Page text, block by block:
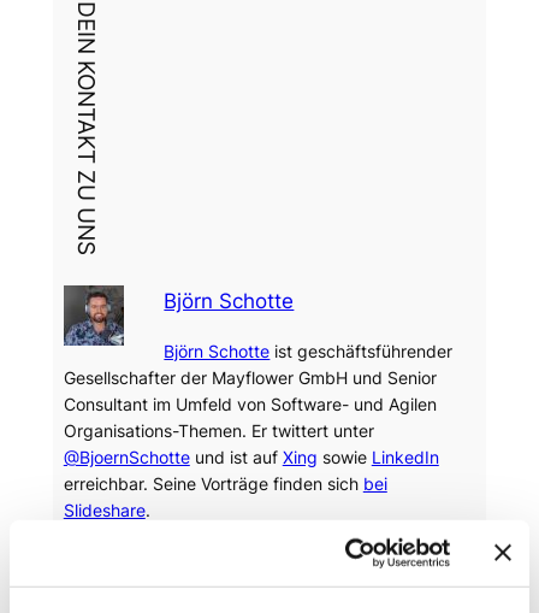
DEIN KONTAKT ZU UNS
Björn Schotte
Björn Schotte ist geschäftsführender
Gesellschafter der Mayflower GmbH und Senior
Consultant im Umfeld von Software- und Agilen
Organisations-Themen. Er twittert unter
@BjoernSchotteund ist auf Xing sowie LinkedIn
erreichbar. Seine Vorträge finden sich bei
Slideshare.